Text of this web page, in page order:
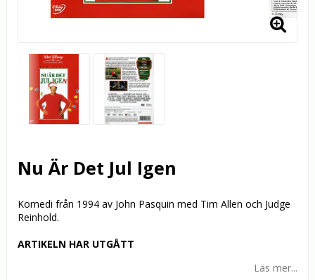
Nu Är Det Jul Igen
Komedi från 1994 av John Pasquin med Tim Allen och Judge
Reinhold.
ARTIKELN HAR UTGÅTT
Läs mer...